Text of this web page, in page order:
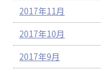
2017年11月
2017年10月
2017年9月